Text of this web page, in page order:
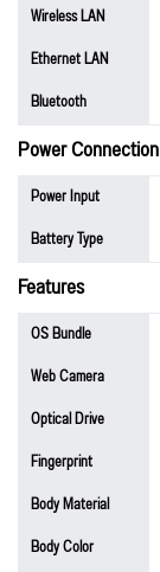
Wireless LAN
Ethernet LAN
Bluetooth
Power Connection
Power Input
Battery Type
Features
OS Bundle
Web Camera
Optical Drive
Fingerprint
Body Material
Body Color